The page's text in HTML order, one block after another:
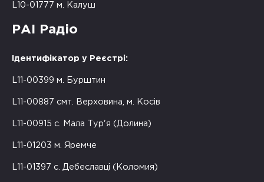
L10-01777 м. Калуш
РАІ Радіо
Ідентифікатор у Реєстрі:
L11-00399 м. Бурштин
L11-00887 смт. Верховина, м. Косів
L11-00915 с. Мала Тур'я (Долина)
L11-01203 м. Яремче
L11-01397 с. Дебеславці (Коломия)